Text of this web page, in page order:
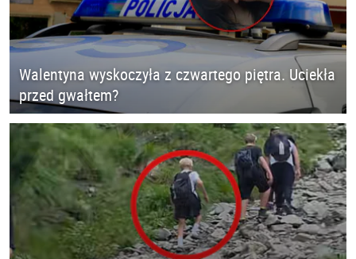
Walentyna wyskoczyła z czwartego piętra. Uciekła
przed gwałtem?